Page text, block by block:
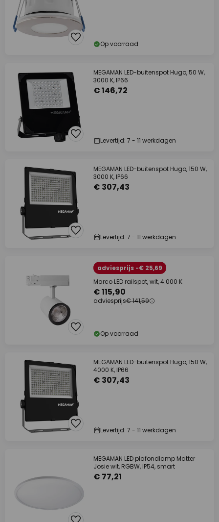
Op voorraad
MEGAMAN LED-buitenspot Hugo, 50 W,
3000 K, IP66
€ 146,72
Levertijd: 7 - 11 werkdagen
MEGAMAN LED-buitenspot Hugo, 150 W,
3000 K, IP66
€ 307,43
Levertijd: 7 - 11 werkdagen
adviesprijs -€ 25,69
Marco LED railspot, wit, 4.000 K
€ 115,90
adviesprijs€ 141,59
Op voorraad
MEGAMAN LED-buitenspot Hugo, 150 W,
4000 K, IP66
€ 307,43
Levertijd: 7 - 11 werkdagen
MEGAMAN LED plafondlamp Matter
Josie wit, RGBW, IP54, smart
€ 77,21